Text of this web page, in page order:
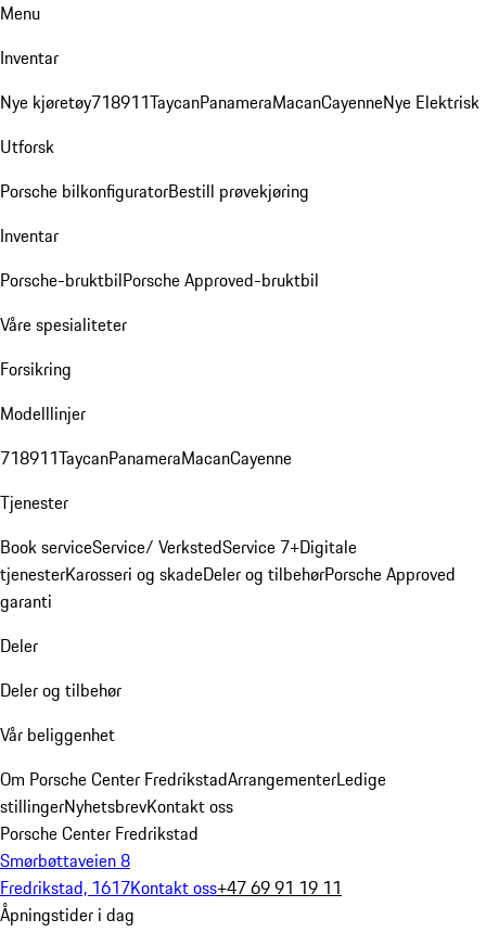
Menu
Inventar
Nye kjøretøy718911TaycanPanameraMacanCayenneNye Elektrisk
Utforsk
Porsche bilkonfiguratorBestill prøvekjøring
Inventar
Porsche-bruktbilPorsche Approved-bruktbil
Våre spesialiteter
Forsikring
Modelllinjer
718911TaycanPanameraMacanCayenne
Tjenester
Book serviceService/ VerkstedService 7+Digitale
tjenesterKarosseri og skadeDeler og tilbehørPorsche Approved
garanti
Deler
Deler og tilbehør
Vår beliggenhet
Om Porsche Center FredrikstadArrangementerLedige
stillingerNyhetsbrevKontakt oss
Porsche Center Fredrikstad
Smørbøttaveien 8
Fredrikstad, 1617Kontakt oss+47 69 91 19 11
Åpningstider i dag